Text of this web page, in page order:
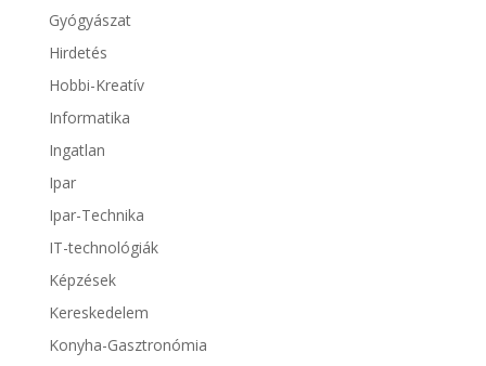
Gyógyászat
Hirdetés
Hobbi-Kreatív
Informatika
Ingatlan
Ipar
Ipar-Technika
IT-technológiák
Képzések
Kereskedelem
Konyha-Gasztronómia